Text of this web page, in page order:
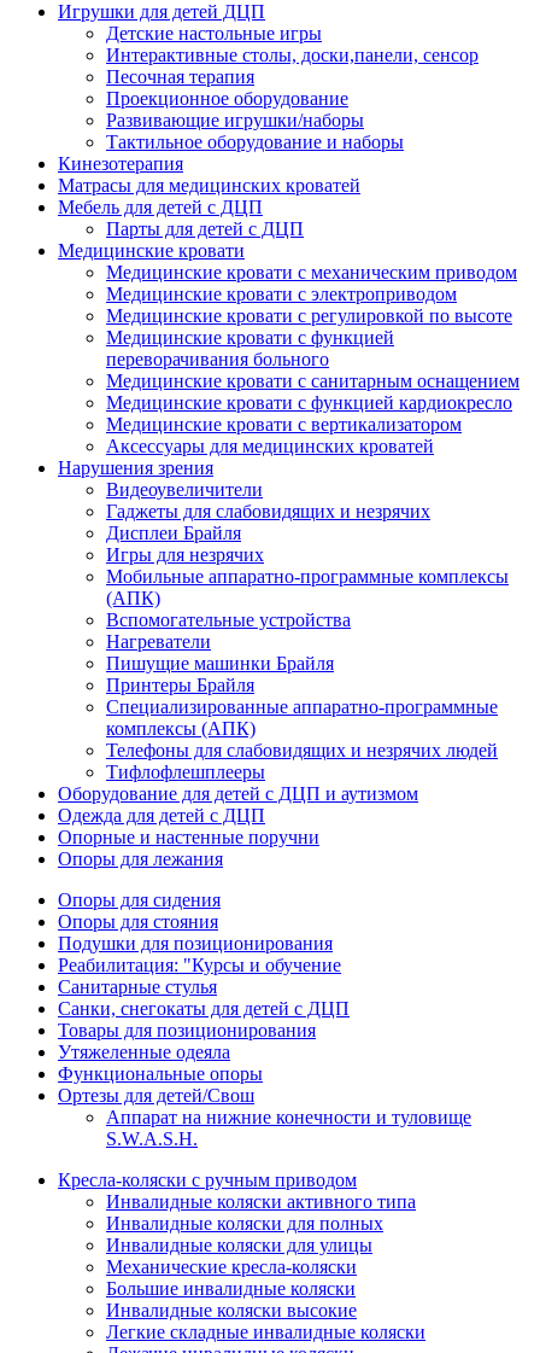
Игрушки для детей ДЦП
Детские настольные игры
Интерактивные столы, доски,панели, сенсор
Песочная терапия
Проекционное оборудование
Развивающие игрушки/наборы
Тактильное оборудование и наборы
Кинезотерапия
Матрасы для медицинских кроватей
Мебель для детей с ДЦП
Парты для детей с ДЦП
Медицинские кровати
Медицинские кровати с механическим приводом
Медицинские кровати с электроприводом
Медицинские кровати с регулировкой по высоте
Медицинские кровати с функцией
переворачивания больного
Медицинские кровати с санитарным оснащением
Медицинские кровати с функцией кардиокресло
Медицинские кровати с вертикализатором
Аксессуары для медицинских кроватей
Нарушения зрения
Видеоувеличители
Гаджеты для слабовидящих и незрячих
Дисплеи Брайля
Игры для незрячих
Мобильные аппаратно-программные комплексы
(АПК)
Вспомогательные устройства
Нагреватели
Пишущие машинки Брайля
Принтеры Брайля
Специализированные аппаратно-программные
комплексы (АПК)
Телефоны для слабовидящих и незрячих людей
Тифлофлешплееры
Оборудование для детей с ДЦП и аутизмом
Одежда для детей с ДЦП
Опорные и настенные поручни
Опоры для лежания
Опоры для сидения
Опоры для стояния
Подушки для позиционирования
Реабилитация: "Курсы и обучение
Санитарные стулья
Санки, снегокаты для детей с ДЦП
Товары для позиционирования
Утяжеленные одеяла
Функциональные опоры
Ортезы для детей/Свош
Аппарат на нижние конечности и туловище
S.W.A.S.H.
Кресла-коляски с ручным приводом
Инвалидные коляски активного типа
Инвалидные коляски для полных
Инвалидные коляски для улицы
Механические кресла-коляски
Большие инвалидные коляски
Инвалидные коляски высокие
Легкие складные инвалидные коляски